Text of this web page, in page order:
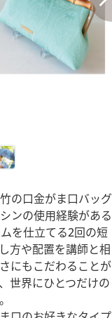
の口金がま口バッグ
ンの使用経験がある
を仕立てる2回の短
方や配置を講師と相
にもこだわることが
世界にひとつだけの